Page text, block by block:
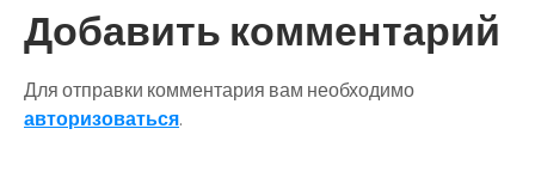
Добавить комментарий
Для отправки комментария вам необходимо
авторизоваться.